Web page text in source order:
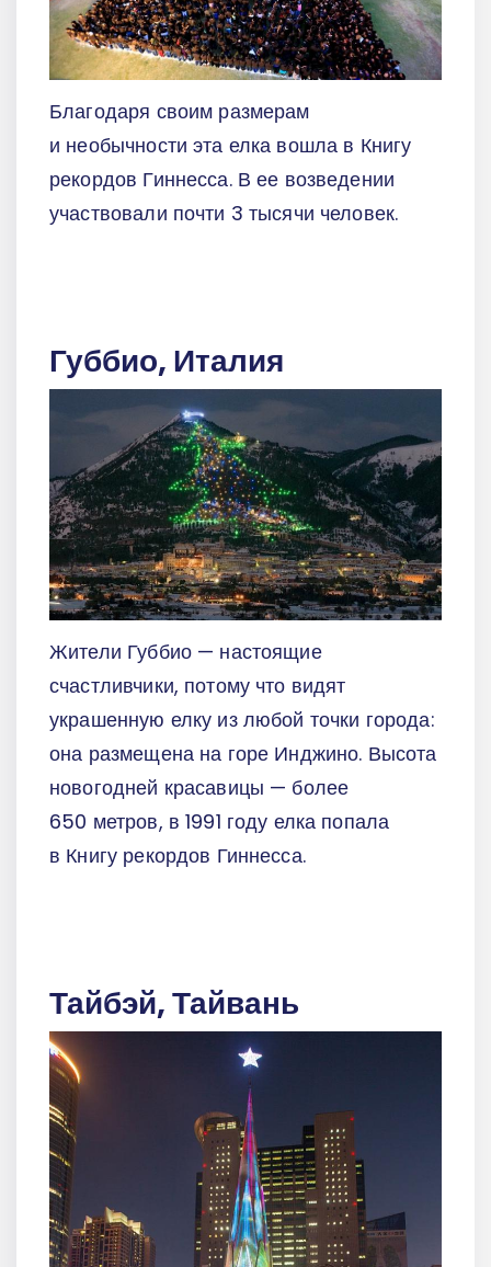
Благодаря своим размерам
и необычности эта елка вошла в Книгу
рекордов Гиннесса. В ее возведении
участвовали почти 3 тысячи человек.
Губбио, Италия
Жители Губбио — настоящие
счастливчики, потому что видят
украшенную елку из любой точки города:
она размещена на горе Инджино. Высота
новогодней красавицы — более
650 метров, в 1991 году елка попала
в Книгу рекордов Гиннесса.
Тайбэй, Тайвань